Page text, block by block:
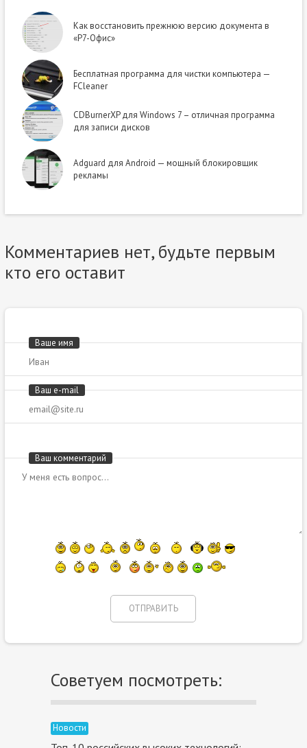
Как восстановить прежнюю версию документа в
«Р7-Офис»
Бесплатная программа для чистки компьютера —
FCleaner
CDBurnerXP для Windows 7 – отличная программа
для записи дисков
Adguard для Android — мощный блокировщик
рекламы
Комментариев нет, будьте первым
кто его оставит
Ваше имя
Ваш e-mail
Ваш комментарий
Советуем посмотреть:
Новости